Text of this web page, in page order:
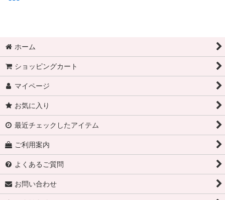
ホーム
ショッピングカート
マイページ
お気に入り
最近チェックしたアイテム
ご利用案内
よくあるご質問
お問い合わせ